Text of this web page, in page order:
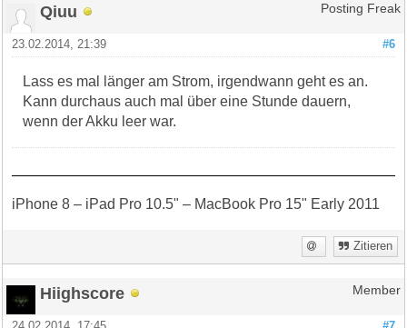
Qiuu Posting Freak
#6
23.02.2014, 21:39
Lass es mal länger am Strom, irgendwann geht es an.
Kann durchaus auch mal über eine Stunde dauern,
wenn der Akku leer war.
iPhone 8 – iPad Pro 10.5" – MacBook Pro 15" Early 2011
Zitieren
Hiighscore Member